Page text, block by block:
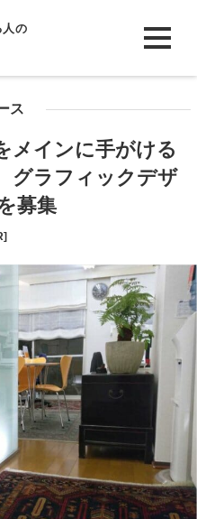
人の
ス
メインに手がける
グラフィックデザ
募集